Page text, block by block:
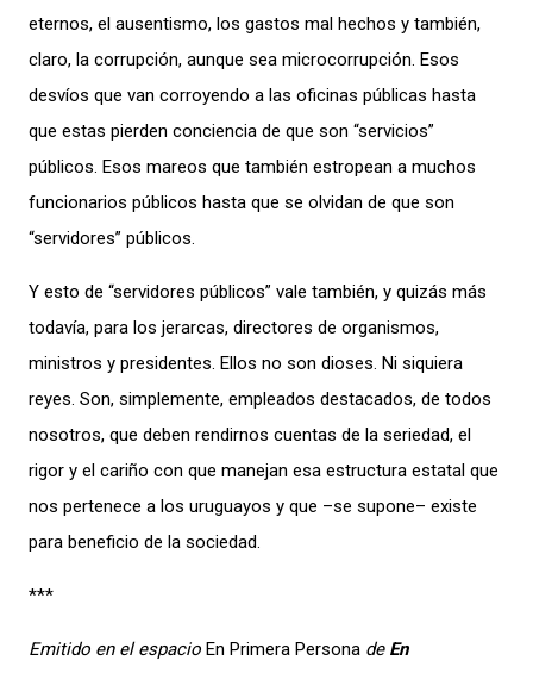
eternos, el ausentismo, los gastos mal hechos y también,
claro, la corrupción, aunque sea microcorrupción. Esos
desvíos que van corroyendo a las oficinas públicas hasta
que estas pierden conciencia de que son “servicios”
públicos. Esos mareos que también estropean a muchos
funcionarios públicos hasta que se olvidan de que son
“servidores” públicos.
Y esto de “servidores públicos” vale también, y quizás más
todavía, para los jerarcas, directores de organismos,
ministros y presidentes. Ellos no son dioses. Ni siquiera
reyes. Son, simplemente, empleados destacados, de todos
nosotros, que deben rendirnos cuentas de la seriedad, el
rigor y el cariño con que manejan esa estructura estatal que
nos pertenece a los uruguayos y que –se supone– existe
para beneficio de la sociedad.
***
Emitido en el espacio En Primera Persona de En